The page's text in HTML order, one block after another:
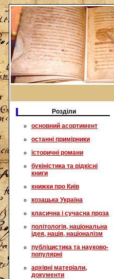
Розділи
основний асортимент
останні примірники
історичні романи
букіністика та рідкісні
книги
книжки про Київ
козацька Україна
класична і сучасна проза
політологія, національна
ідея, нація, націоналізм
публіцистика та науково-
популярні
архівні матеріали,
документи